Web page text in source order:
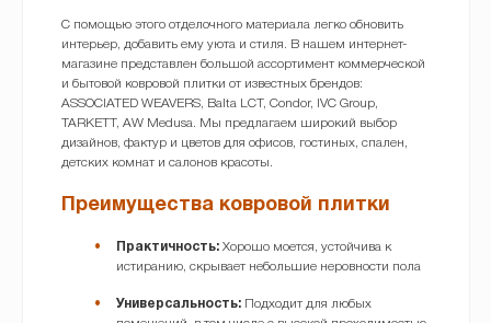
С помощью этого отделочного материала легко обновить
интерьер, добавить ему уюта и стиля. В нашем интернет-
магазине представлен большой ассортимент коммерческой
и бытовой ковровой плитки от известных брендов:
ASSOCIATED WEAVERS, Balta LCT, Condor, IVC Group,
TARKETT, AW Medusa. Мы предлагаем широкий выбор
дизайнов, фактур и цветов для офисов, гостиных, спален,
детских комнат и салонов красоты.
Преимущества ковровой плитки
Практичность:Хорошо моется, устойчива к
истиранию, скрывает небольшие неровности пола
Универсальность:Подходит для любых